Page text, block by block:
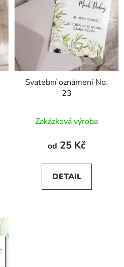
Svatební oznámení No.
23
Zakázková výroba
od 25 Kč
DETAIL